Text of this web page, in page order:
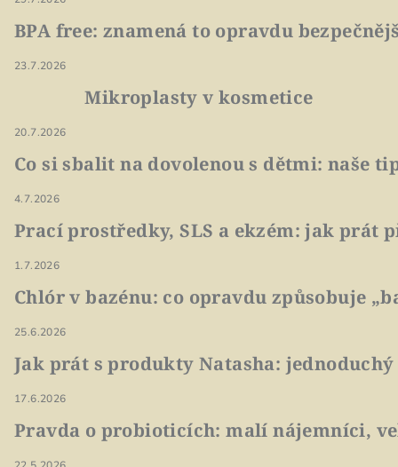
BPA free: znamená to opravdu
23.7.2026
Mikroplasty v kosmetice
20.7.2026
Co si sbalit na dovolenou s dětmi: naše
4.7.2026
Prací prostředky, SLS a ekzém: jak prát
1.7.2026
Chlór v bazénu: co opravdu způsobuje
25.6.2026
Jak prát s produkty Natasha:
17.6.2026
Pravda o probioticích: malí nájemníci,